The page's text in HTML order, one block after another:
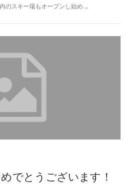
のスキー場もオープンし始め …
でとうございます！